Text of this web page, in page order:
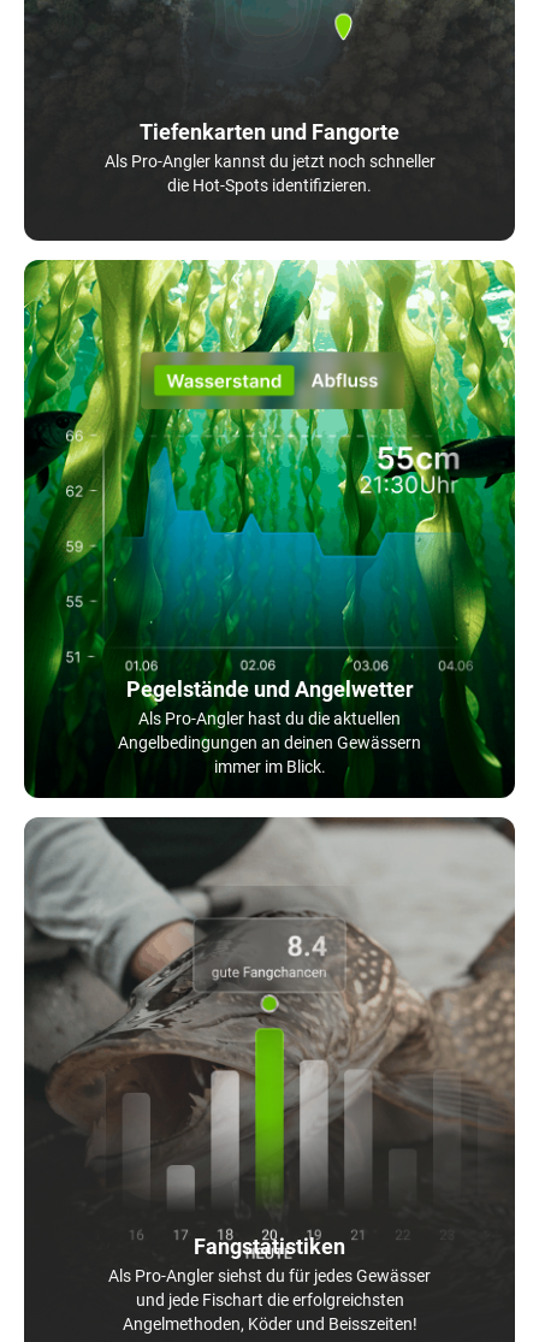
Tiefenkarten und Fangorte
Als Pro-Angler kannst du jetzt noch schneller
die Hot-Spots identifizieren.
Pegelstände und Angelwetter
Als Pro-Angler hast du die aktuellen
Angelbedingungen an deinen Gewässern
immer im Blick.
Fangstatistiken
Als Pro-Angler siehst du für jedes Gewässer
und jede Fischart die erfolgreichsten
Angelmethoden, Köder und Beisszeiten!